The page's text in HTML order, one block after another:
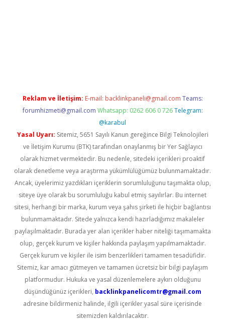
Reklam ve İletişim: E-mail: backlinkpaneli@gmail.com Teams:
forumhizmeti@gmail.com Whatsapp: 0262 606 0 726 Telegram:
@karabul
Yasal Uyarı: Sitemiz, 5651 Sayılı Kanun gereğince Bilgi Teknolojileri
ve İletişim Kurumu (BTK) tarafından onaylanmış bir Yer Sağlayıcı
olarak hizmet vermektedir. Bu nedenle, sitedeki içerikleri proaktif
olarak denetleme veya araştırma yükümlülüğümüz bulunmamaktadır.
Ancak, üyelerimiz yazdıkları içeriklerin sorumluluğunu taşımakta olup,
siteye üye olarak bu sorumluluğu kabul etmiş sayılırlar. Bu internet
sitesi, herhangi bir marka, kurum veya şahıs şirketi ile hiçbir bağlantısı
bulunmamaktadır. Sitede yalnızca kendi hazırladığımız makaleler
paylaşılmaktadır. Burada yer alan içerikler haber niteliği taşımamakta
olup, gerçek kurum ve kişiler hakkında paylaşım yapılmamaktadır.
Gerçek kurum ve kişiler ile isim benzerlikleri tamamen tesadüfidir.
Sitemiz, kar amacı gütmeyen ve tamamen ücretsiz bir bilgi paylaşım
platformudur. Hukuka ve yasal düzenlemelere aykırı olduğunu
düşündüğünüz içerikleri, backlinkpanelicomtr@gmail.com
adresine bildirmeniz halinde, ilgili içerikler yasal süre içerisinde
sitemizden kaldırılacaktır.